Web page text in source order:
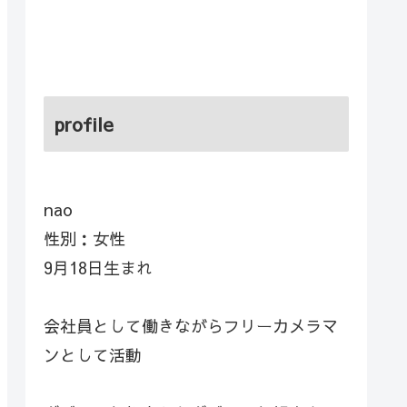
profile
nao
性別：女性
9月18日生まれ
会社員として働きながらフリーカメラマ
ンとして活動